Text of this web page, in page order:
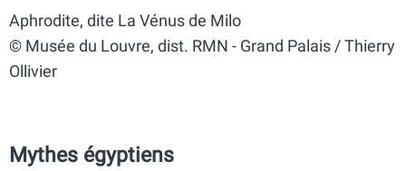
Aphrodite, dite La Vénus de Milo
© Musée du Louvre, dist. RMN - Grand Palais / Thierry
Ollivier
Mythes égyptiens